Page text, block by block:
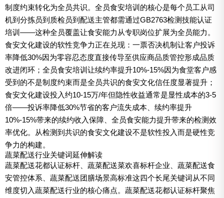
制度约束转化为全员共识。全员食安培训的核心是每个员工从司
机到分拣员到质检员到配送主管都需通过GB2763检测技能认证
培训——这种全员覆盖让食安能力从专职岗位扩展为全员能力。
食安文化建设的软性竞争力正在兑现：一票否决机制让客户投诉
率降低30%因为零容忍态度直接传导至供应商品质管控形成品质
改进闭环；全员食安培训让续约率提升10%-15%因为食堂客户感
受到的不是制度约束而是全员共识的食安文化信任度显著提升；
食安文化建设投入约10-15万/年但隐性收益通常是显性成本的3-5
倍——投诉率降低30%节省的客户流失成本、续约率提升
10%-15%带来的续约收入保障、全员食安能力提升带来的检测效
率优化。从检测到共识的食安文化建设不是软性投入而是硬性竞
争力的构建。
蔬菜配送行业关键词延伸解读
蔬菜配送花都认证标杆、蔬菜配送菜欢喜标杆企业、蔬菜配送食
安管控体系、蔬菜配送团膳场景高标准这四个长尾关键词从不同
维度切入蔬菜配送行业的核心痛点。蔬菜配送花都认证标杆聚焦